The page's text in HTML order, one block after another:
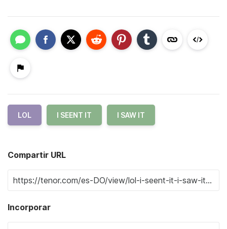
LOL I SEENT IT I SAW IT
Compartir URL
Incorporar